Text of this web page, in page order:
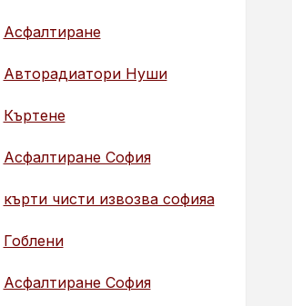
Асфалтиране
Авторадиатори Нуши
Къртене
Асфалтиране София
кърти чисти извозва софияа
Гоблени
Асфалтиране София